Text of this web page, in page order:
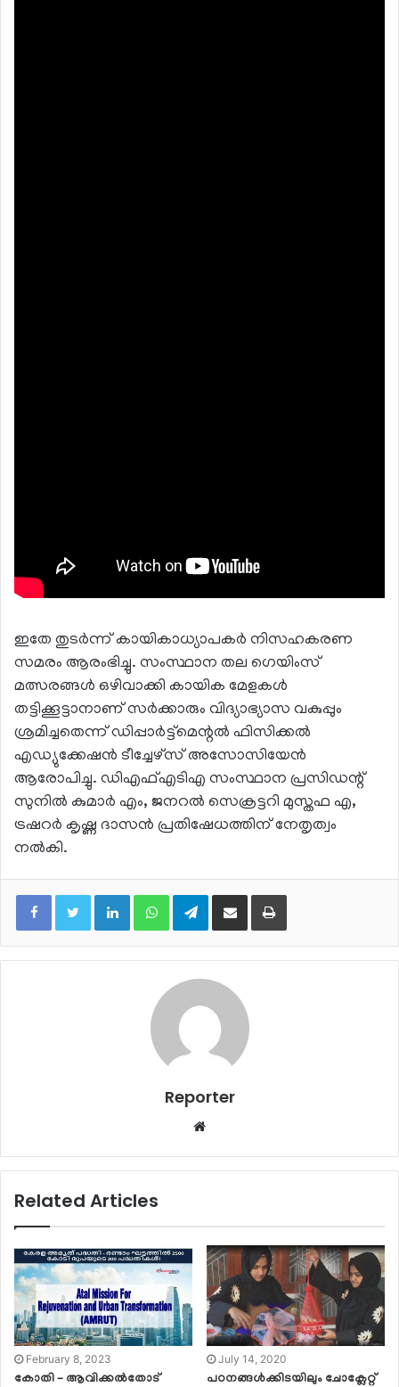
ഇതേ തുടര്‍ന്ന് കായികാധ്യാപകര്‍ നിസഹകരണ
സമരം ആരംഭിച്ചു. സംസ്ഥാന തല ഗെയിംസ്
മത്സരങ്ങള്‍ ഒഴിവാക്കി കായിക മേളകള്‍
തട്ടിക്കൂട്ടാനാണ് സര്‍ക്കാരും വിദ്യാഭ്യാസ വകുപ്പും
ശ്രമിച്ചതെന്ന് ഡിപ്പാര്‍ട്ട്‌മെന്റല്‍ ഫിസിക്കല്‍
എഡ്യുക്കേഷന്‍ ടീച്ചേഴ്‌സ് അസോസിയേന്‍
ആരോപിച്ചു. ഡിഎഫ്എടിഎ സംസ്ഥാന പ്രസിഡന്റ്
സുനില്‍ കുമാര്‍ എം, ജനറല്‍ സെക്രട്ടറി മുസ്തഫ എ,
ട്രഷറര്‍ കൃഷ്ണ ദാസന്‍ പ്രതിഷേധത്തിന് നേതൃത്വം
നല്‍കി.
LinkedInWhatsAppTelegramShare via Email Print
Reporter
Website
Related Articles
February 8, 2023
കോതി – ആവിക്കൽതോട്
July 14, 2020
പഠനങ്ങള്‍ക്കിടയിലും ചോക്ലേറ്റ്